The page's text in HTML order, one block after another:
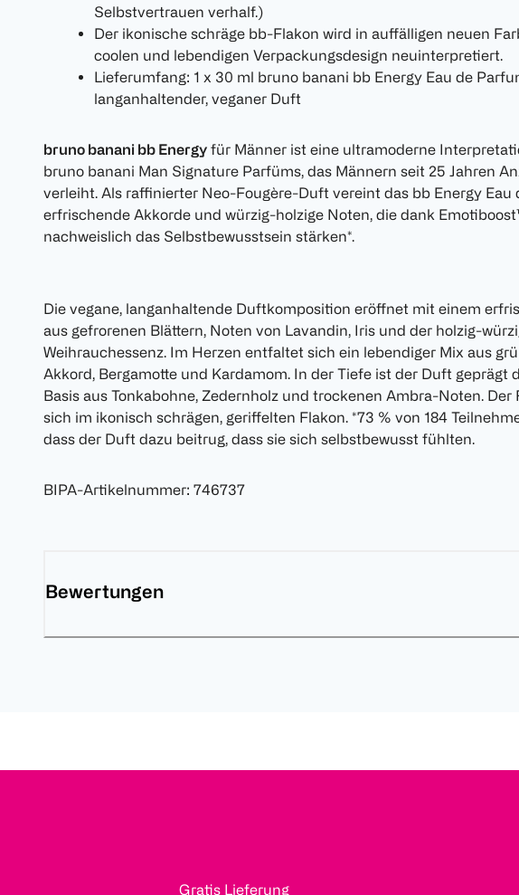
Selbstvertrauen verhalf.)
Der ikonische schräge bb-Flakon wird in auffälligen neuen
coolen und lebendigen Verpackungsdesign neuinterpretiert.
Lieferumfang: 1 x 30 ml bruno banani bb Energy Eau de
langanhaltender, veganer Duft
bruno banani bb Energy für Männer ist eine ultramoderne
bruno banani Man Signature Parfüms, das Männern seit 25 Jahren
verleiht. Als raffinierter Neo-Fougère-Duft vereint das bb Energy Eau
erfrischende Akkorde und würzig-holzige Noten, die dank
nachweislich das Selbstbewusstsein stärken*.
Die vegane, langanhaltende Duftkomposition eröffnet mit einem
aus gefrorenen Blättern, Noten von Lavandin, Iris und der holzig-
Weihrauchessenz. Im Herzen entfaltet sich ein lebendiger Mix aus
Akkord, Bergamotte und Kardamom. In der Tiefe ist der Duft geprägt
Basis aus Tonkabohne, Zedernholz und trockenen Ambra-Noten. Der
sich im ikonisch schrägen, geriffelten Flakon. *73 % von 184
dass der Duft dazu beitrug, dass sie sich selbstbewusst fühlten.
BIPA-Artikelnummer: 746737
Bewertungen
Gratis Lieferung